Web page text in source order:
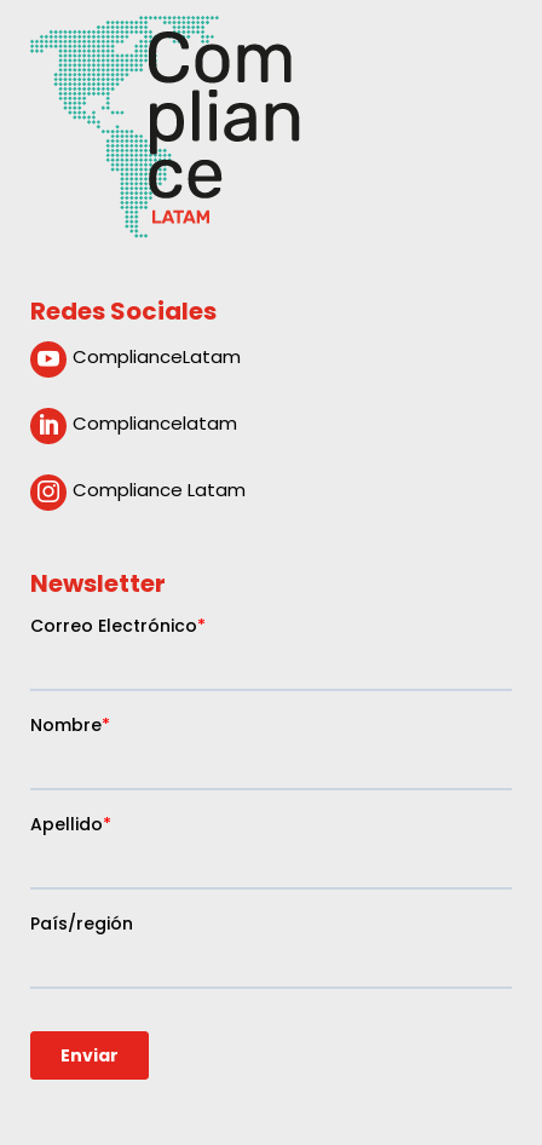
Redes Sociales
 ComplianceLatam
 Compliancelatam
 Compliance Latam
Newsletter